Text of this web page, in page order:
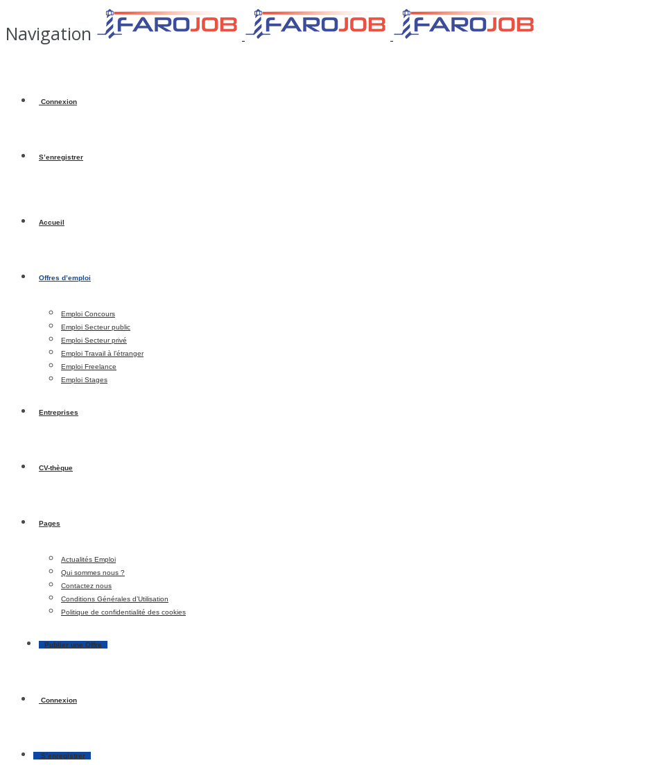
Navigation
Connexion
S’enregistrer
Accueil
Offres d’emploi
Emploi Concours
Emploi Secteur public
Emploi Secteur privé
Emploi Travail à l’étranger
Emploi Freelance
Emploi Stages
Entreprises
CV-thèque
Pages
Actualités Emploi
Qui sommes nous ?
Contactez nous
Conditions Générales d’Utilisation
Politique de confidentialité des cookies
Publier une Offre
Connexion
S’enregistrer